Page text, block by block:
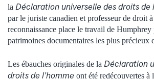
la Déclaration universelle des droits de
par le juriste canadien et professeur de droit
reconnaissance place le travail de Humphrey
patrimoines documentaires les plus précieux
Les ébauches originales de la Déclaration
droits de l’homme ont été redécouvertes